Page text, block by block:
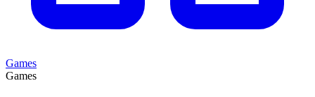
Games
Games